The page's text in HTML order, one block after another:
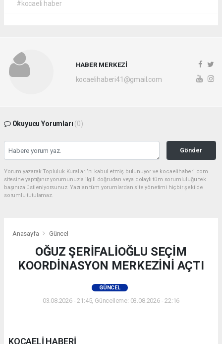
#kocaeli haber
HABER MERKEZİ
kocaelihaberi41@gmail.com
Okuyucu Yorumları (0)
Gönder
Yorum yazarak Topluluk Kuralları’nı kabul etmiş bulunuyor ve kocaelihaberi.com
sitesine yaptığınız yorumunuzla ilgili doğrudan veya dolaylı tüm sorumluluğu tek
başınıza üstleniyorsunuz. Yazılan tüm yorumlardan site yönetimi hiçbir şekilde
sorumlu tutulamaz.
Anasayfa Güncel
OĞUZ ŞERİFALİOĞLU SEÇİM
KOORDİNASYON MERKEZİNİ AÇTI
GÜNCEL
03.08.2026 - 21:45, Güncelleme: 03.08.2026 - 22:16
KOCAELİ HABERİ